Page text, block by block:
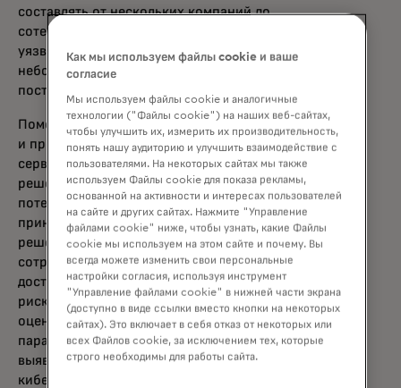
составлять от нескольких компаний до
сотен тысяч. Злоумышленники находят
уязвимости в крупнейших системах через
небольших партнеров, контрагентов и
поставщиков.
Помочь компаниям эффективно оценивать
и предупреждать киберугрозы может
сервис RiskRecon от Mastercard. Это B2B
решение, которое упрощает понимание
потенциальных рисков, позволяя
принимать пользователю обоснованные
решения, обеспечивает беспрепятственное
сотрудничество с поставщиками, позволяя
достигать благоприятных результатов по
рискам. Алгоритмы сервиса RiskRecon
оценивают около 40 различных
параметров и позволяют компаниям
выявлять косвенные угрозы
кибербезопасности в бизнес-экосистеме
Как мы используем файлы cookie и ваше
согласие
Мы используем файлы cookie и аналогичные
технологии ("Файлы cookie") на наших веб-сайтах,
чтобы улучшить их, измерить их производительность,
понять нашу аудиторию и улучшить взаимодействие с
пользователями. На некоторых сайтах мы также
используем Файлы cookie для показа рекламы,
основанной на активности и интересах пользователей
на сайте и других сайтах. Нажмите "Управление
файлами cookie" ниже, чтобы узнать, какие Файлы
cookie мы используем на этом сайте и почему. Вы
всегда можете изменить свои персональные
настройки согласия, используя инструмент
"Управление файлами cookie" в нижней части экрана
(доступно в виде ссылки вместо кнопки на некоторых
сайтах). Это включает в себя отказ от некоторых или
всех Файлов cookie, за исключением тех, которые
строго необходимы для работы сайта.